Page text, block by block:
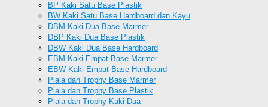
BP Kaki Satu Base Plastik
BW Kaki Satu Base Hardboard dan Kayu
DBM Kaki Dua Base Marmer
DBP Kaki Dua Base Plastik
DBW Kaki Dua Base Hardboard
EBM Kaki Empat Base Marmer
EBW Kaki Empat Base Hardboard
Piala dan Trophy Base Marmer
Piala dan Trophy Base Plastik
Piala dan Trophy Kaki Dua